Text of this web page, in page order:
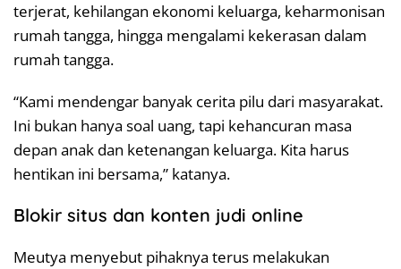
terjerat, kehilangan ekonomi keluarga, keharmonisan
rumah tangga, hingga mengalami kekerasan dalam
rumah tangga.
“Kami mendengar banyak cerita pilu dari masyarakat.
Ini bukan hanya soal uang, tapi kehancuran masa
depan anak dan ketenangan keluarga. Kita harus
hentikan ini bersama,” katanya.
Blokir situs dan konten judi online
Meutya menyebut pihaknya terus melakukan